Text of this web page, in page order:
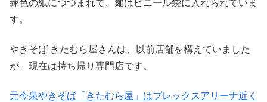
緑色の紙につつまれて、麺はビニール袋に入れられていま
す。
やきそば きたむら屋さんは、以前店舗を構えていました
が、現在は持ち帰り専門店です。
元今泉やきそば「きたむら屋」はブレックスアリーナ近く